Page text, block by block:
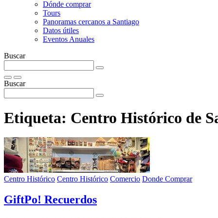
Dónde comprar
Tours
Panoramas cercanos a Santiago
Datos útiles
Eventos Anuales
Buscar
Buscar
Etiqueta: Centro Histórico de
Centro Histórico Centro Histórico Comercio Donde Comprar
GiftPo! Recuerdos